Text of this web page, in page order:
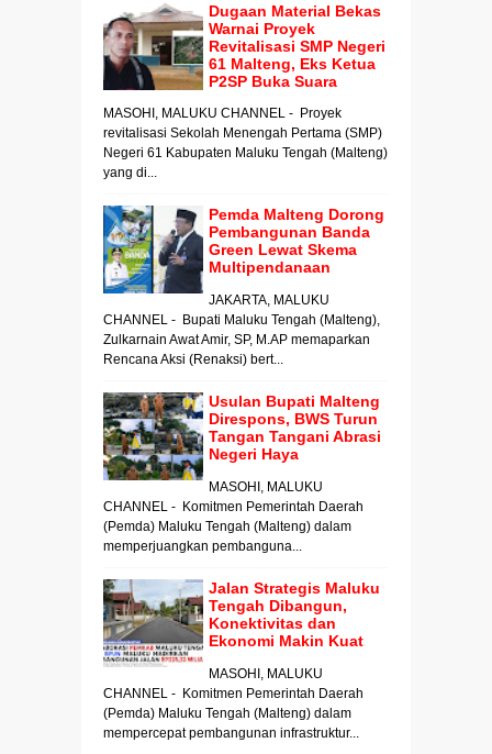
Dugaan Material Bekas
Warnai Proyek
Revitalisasi SMP Negeri
61 Malteng, Eks Ketua
P2SP Buka Suara
MASOHI, MALUKU CHANNEL - Proyek
revitalisasi Sekolah Menengah Pertama (SMP)
Negeri 61 Kabupaten Maluku Tengah (Malteng)
yang di...
Pemda Malteng Dorong
Pembangunan Banda
Green Lewat Skema
Multipendanaan
JAKARTA, MALUKU
CHANNEL - Bupati Maluku Tengah (Malteng),
Zulkarnain Awat Amir, SP, M.AP memaparkan
Rencana Aksi (Renaksi) bert...
Usulan Bupati Malteng
Direspons, BWS Turun
Tangan Tangani Abrasi
Negeri Haya
MASOHI, MALUKU
CHANNEL - Komitmen Pemerintah Daerah
(Pemda) Maluku Tengah (Malteng) dalam
memperjuangkan pembanguna...
Jalan Strategis Maluku
Tengah Dibangun,
Konektivitas dan
Ekonomi Makin Kuat
MASOHI, MALUKU
CHANNEL - Komitmen Pemerintah Daerah
(Pemda) Maluku Tengah (Malteng) dalam
mempercepat pembangunan infrastruktur...